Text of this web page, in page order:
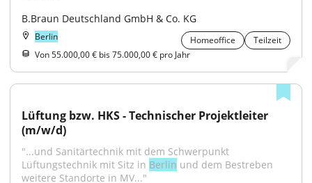
B.Braun Deutschland GmbH & Co. KG
Berlin Homeoffice
Teilzeit
Von 55.000,00 € bis 75.000,00 € pro Jahr
Lüftung bzw. HKS - Technischer Projektleiter
(m/w/d)
"...und Sanitärtechnik mit dem Schwerpunkt
Lüftungstechnik mit Sitz in Berlin und dem Bestreben
weitere Standorte in MV..."